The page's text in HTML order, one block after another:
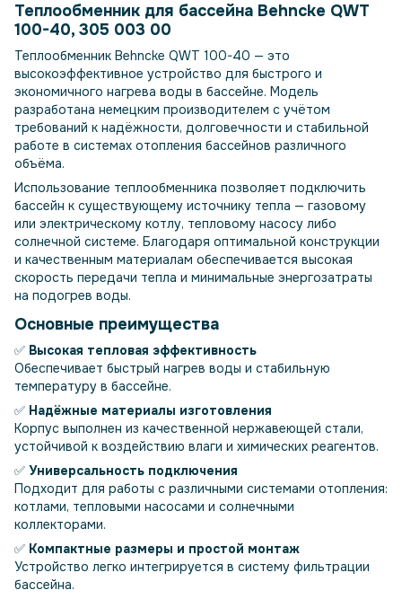
Теплообменник для бассейна Behncke QWT
100-40, 305 003 00
Теплообменник Behncke QWT 100-40 — это
высокоэффективное устройство для быстрого и
экономичного нагрева воды в бассейне. Модель
разработана немецким производителем с учётом
требований к надёжности, долговечности и стабильной
работе в системах отопления бассейнов различного
объёма.
Использование теплообменника позволяет подключить
бассейн к существующему источнику тепла — газовому
или электрическому котлу, тепловому насосу либо
солнечной системе. Благодаря оптимальной конструкции
и качественным материалам обеспечивается высокая
скорость передачи тепла и минимальные энергозатраты
на подогрев воды.
Основные преимущества
✅ Высокая тепловая эффективность
Обеспечивает быстрый нагрев воды и стабильную
температуру в бассейне.
✅ Надёжные материалы изготовления
Корпус выполнен из качественной нержавеющей стали,
устойчивой к воздействию влаги и химических реагентов.
✅ Универсальность подключения
Подходит для работы с различными системами отопления:
котлами, тепловыми насосами и солнечными
коллекторами.
✅ Компактные размеры и простой монтаж
Устройство легко интегрируется в систему фильтрации
бассейна.